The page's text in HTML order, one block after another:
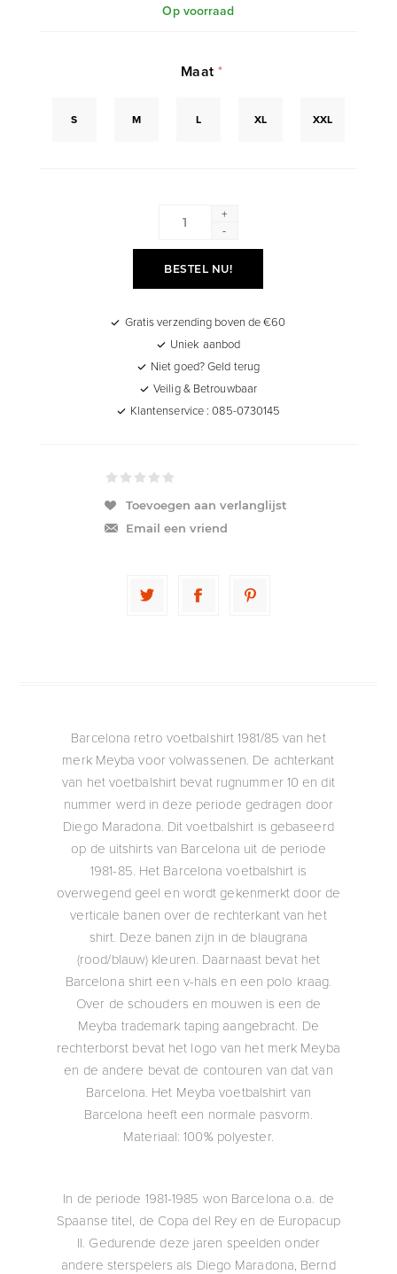
Op voorraad
Maat*
S M L XL XXL
+
-
BESTEL NU!
Gratis verzending boven de €60
Uniek aanbod
Niet goed? Geld terug
Veilig & Betrouwbaar
Klantenservice : 085-0730145
Toevoegen aan verlanglijst
Email een vriend
Barcelona retro voetbalshirt 1981/85 van het
merk Meyba voor volwassenen. De achterkant
van het voetbalshirt bevat rugnummer 10 en dit
nummer werd in deze periode gedragen door
Diego Maradona. Dit voetbalshirt is gebaseerd
op de uitshirts van Barcelona uit de periode
1981-85. Het Barcelona voetbalshirt is
overwegend geel en wordt gekenmerkt door de
verticale banen over de rechterkant van het
shirt. Deze banen zijn in de blaugrana
(rood/blauw) kleuren. Daarnaast bevat het
Barcelona shirt een v-hals en een polo kraag.
Over de schouders en mouwen is een de
Meyba trademark taping aangebracht. De
rechterborst bevat het logo van het merk Meyba
en de andere bevat de contouren van dat van
Barcelona. Het Meyba voetbalshirt van
Barcelona heeft een normale pasvorm.
Materiaal: 100% polyester.
In de periode 1981-1985 won Barcelona o.a. de
Spaanse titel, de Copa del Rey en de Europacup
II. Gedurende deze jaren speelden onder
andere sterspelers als Diego Maradona, Bernd